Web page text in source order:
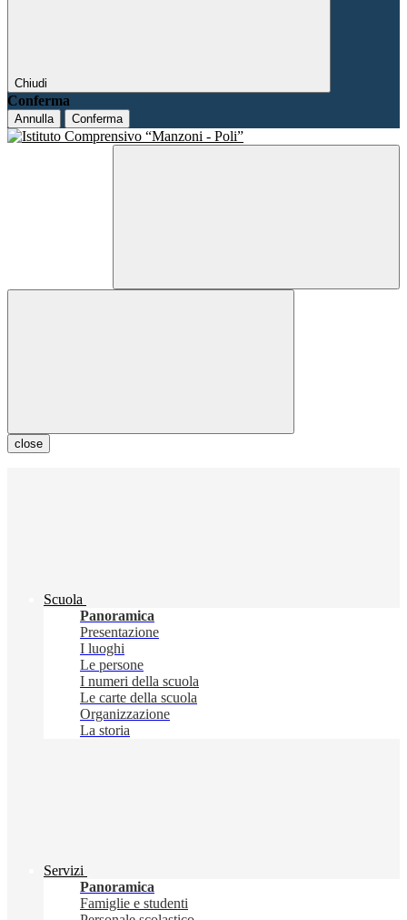
Chiudi
Conferma
Annulla Conferma
close
Scuola
Panoramica
Presentazione
I luoghi
Le persone
I numeri della scuola
Le carte della scuola
Organizzazione
La storia
Servizi
Panoramica
Famiglie e studenti